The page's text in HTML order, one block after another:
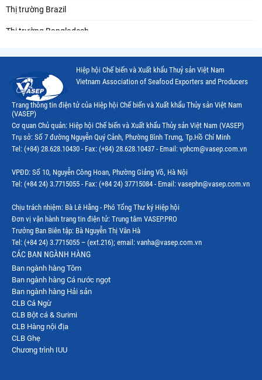
Thị trường Brazil
Thị trường Bangladesh
Thị trường Canada
Thị trường Ecuador
Thị trường EU
Thị trường Indonesia
Thị trường Mỹ
Thị trường Nga
Thị trường Hàn Quốc
Thị trường Nhật Bản
Thị trường Thái Lan
Thị trường Trung Quốc
Thị trường Philippines
Thị trường Tây Ban Nha
Thị trường thủy sản khác
Hiệp hội Chế biến và Xuất khẩu Thuỷ sản Việt Nam
Vietnam Association of Seafood Exporters and Producers
Trang thông tin điện tử của Hiệp hội Chế biến và Xuất khẩu Thủy sản Việt Nam
(VASEP)
Cơ quan Chủ quản: Hiệp hội Chế biến và Xuất khẩu Thủy sản Việt Nam (VASEP)
Trụ sở: Số 7 đường Nguyễn Quý Cảnh, Phường Bình Trưng, Tp.Hồ Chí Minh
Tel: (+84) 28.628.10430 - Fax: (+84) 28.628.10437 - Email: vphcm@vasep.com.vn
VPĐD: Số 10, Nguyễn Công Hoan, Phường Giảng Võ, Hà Nội
Tel: (+84 24) 3.7715055 - Fax: (+84 24) 37715084 - Email: vasephn@vasep.com.vn
Chịu trách nhiệm: Bà Lê Hằng - Phó Tổng Thư ký Hiệp hội
Đơn vị vận hành trang tin điện tử: Trung tâm VASEP.PRO
Trưởng Ban Biên tập: Bà Nguyễn Thị Vân Hà
Tel: (+84 24) 3.7715055 – (ext.216); email: vanha@vasep.com.vn
CÁC BAN NGÀNH HÀNG
Ban ngành hàng Tôm
Ban ngành hàng Cá nước ngọt
Ban ngành hàng Hải sản
CLB Cá Ngừ
CLB Bột cá & Surimi
CLB Hàng nội địa
CLB Ghẹ
Chương trình IUU